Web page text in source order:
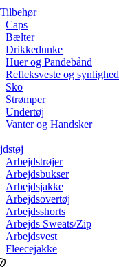
Tilbehør
Caps
Bælter
Drikkedunke
Huer og Pandebånd
Refleksveste og synlighed
Sko
Strømper
Undertøj
Vanter og Handsker
Arbejdstrøjer
Arbejdsbukser
Arbejdsjakke
Arbejdsovertøj
Arbejdsshorts
Arbejds Sweats/Zip
Arbejdsvest
Fleecejakke